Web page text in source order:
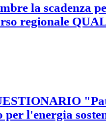
la scadenza
regionale
per l'energia